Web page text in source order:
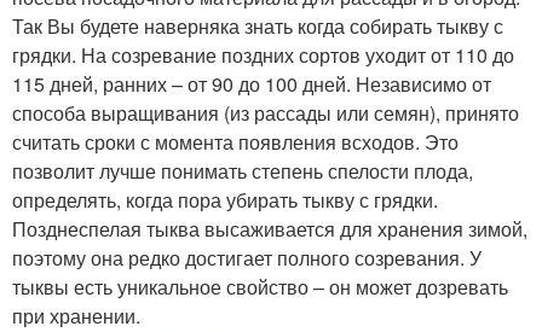
Так Вы будете наверняка знать когда собирать тыкву с
грядки. На созревание поздних сортов уходит от 110 до
115 дней, ранних – от 90 до 100 дней. Независимо от
способа выращивания (из рассады или семян), принято
считать сроки с момента появления всходов. Это
позволит лучше понимать степень спелости плода,
определять, когда пора убирать тыкву с грядки.
Позднеспелая тыква высаживается для хранения зимой,
поэтому она редко достигает полного созревания. У
тыквы есть уникальное свойство – он может дозревать
при хранении.